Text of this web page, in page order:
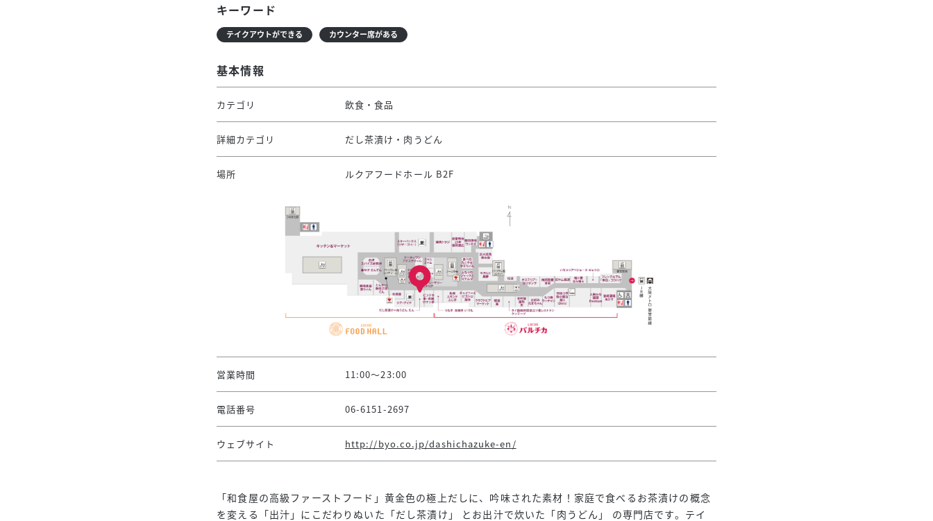
キーワード
テイクアウトができる カウンター席がある
基本情報
カテゴリ 飲食・食品
詳細カテゴリ だし茶漬け・肉うどん
場所 ルクアフードホール B2F
営業時間 11:00～23:00
電話番号 06-6151-2697
ウェブサイト http://byo.co.jp/dashichazuke-en/
「和食屋の高級ファーストフード」黄金色の極上だしに、吟味された素材！家庭で食べるお茶漬けの概念
を変える「出汁」にこだわりぬいた「だし茶漬け」 とお出汁で炊いた「肉うどん」 の専門店です。テイ